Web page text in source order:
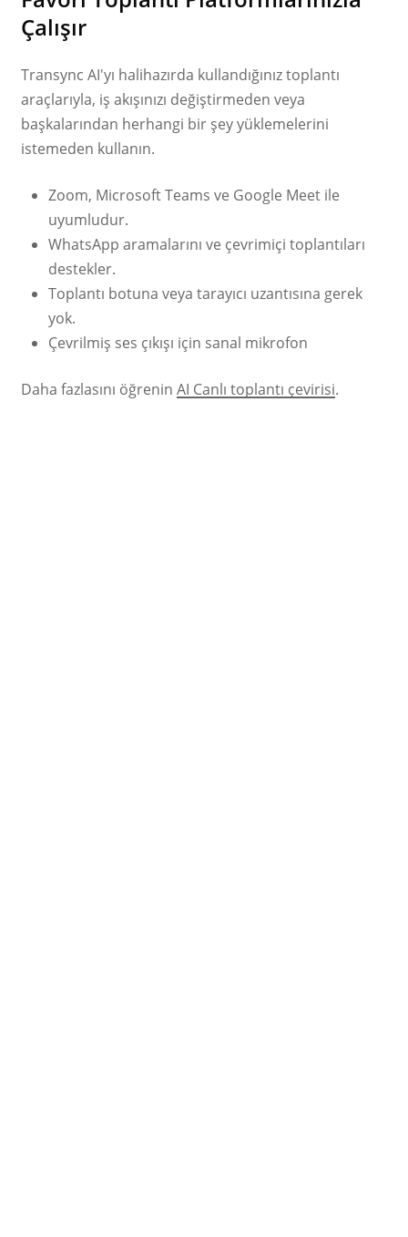
Çalışır
Transync AI'yı halihazırda kullandığınız toplantı
araçlarıyla, iş akışınızı değiştirmeden veya
başkalarından herhangi bir şey yüklemelerini
istemeden kullanın.
Zoom, Microsoft Teams ve Google Meet ile
uyumludur.
WhatsApp aramalarını ve çevrimiçi toplantıları
destekler.
Toplantı botuna veya tarayıcı uzantısına gerek
yok.
Çevrilmiş ses çıkışı için sanal mikrofon
Daha fazlasını öğrenin AI Canlı toplantı çevirisi.